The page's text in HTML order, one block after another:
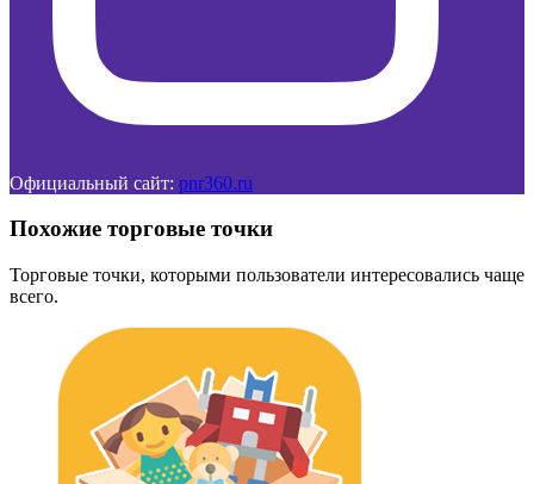
Официальный сайт: pnr360.ru
Похожие торговые точки
Торговые точки, которыми пользователи интересовались чаще
всего.